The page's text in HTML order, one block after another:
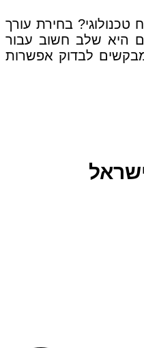
טכנולוגי? בחירת עורך
היא שלב חשוב עבור
לבדוק אפשרות